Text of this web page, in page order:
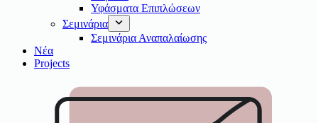
Υφάσματα Επιπλώσεων
Σεμινάρια
Σεμινάρια Αναπαλαίωσης
Νέα
Projects